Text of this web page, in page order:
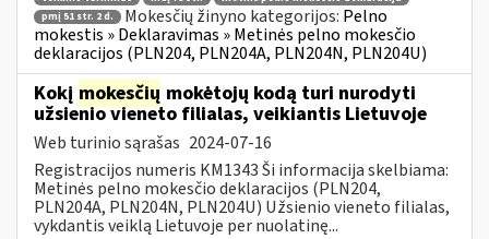
pmį 51 str. 2 d.
Mokesčių žinyno kategorijos: Pelno
mokestis » Deklaravimas » Metinės pelno mokesčio
deklaracijos (PLN204, PLN204A, PLN204N, PLN204U)
Kokį mokesčių mokėtojų kodą turi nurodyti
užsienio vieneto filialas, veikiantis Lietuvoje
Web turinio sąrašas 2024-07-16
Registracijos numeris KM1343 Ši informacija skelbiama:
Metinės pelno mokesčio deklaracijos (PLN204,
PLN204A, PLN204N, PLN204U) Užsienio vieneto filialas,
vykdantis veiklą Lietuvoje per nuolatinę...